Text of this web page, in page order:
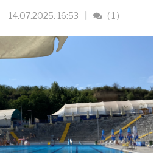
14.07.2025. 16:53 ( 1 )